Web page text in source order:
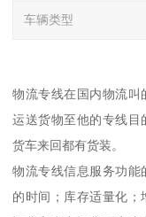
车辆类型
物流专线在国内物流叫
运送货物至他的专线目
货车来回都有货装。
物流专线信息服务功能
的时间；库存适量化；